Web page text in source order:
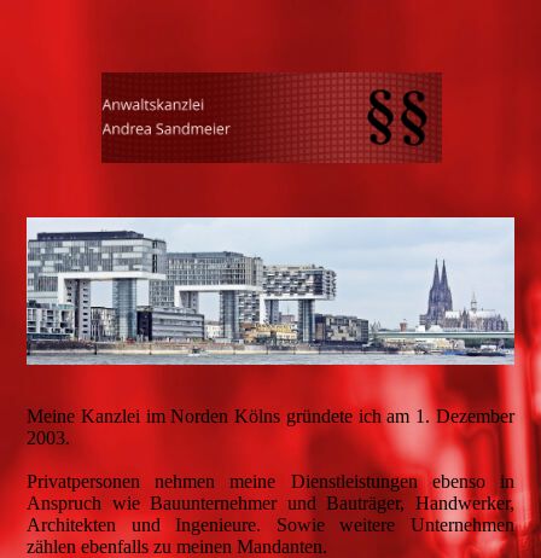
Meine Kanzlei im Norden Kölns gründete ich am 1. Dezember
2003.
Privatpersonen nehmen meine Dienstleistungen ebenso in
Anspruch wie Bauunternehmer und Bauträger, Handwerker,
Architekten und Ingenieure. Sowie weitere Unternehmen
zählen ebenfalls zu meinen Mandanten.